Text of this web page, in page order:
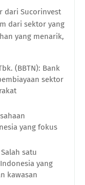
dari Sucorinvest
dari sektor yang
yang menarik,
(BBTN): Bank
sektor
yang fokus
satu
yang
kawasan